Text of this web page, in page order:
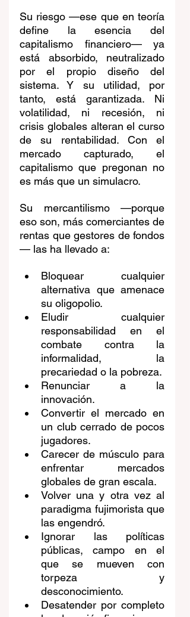
Su riesgo —ese que en teoría
define la esencia del
capitalismo financiero— ya
está absorbido, neutralizado
por el propio diseño del
sistema. Y su utilidad, por
tanto, está garantizada. Ni
volatilidad, ni recesión, ni
crisis globales alteran el curso
de su rentabilidad. Con el
mercado capturado, el
capitalismo que pregonan no
es más que un simulacro.
Su mercantilismo —porque
eso son, más comerciantes de
rentas que gestores de fondos
— las ha llevado a:
Bloquear cualquier
alternativa que amenace
su oligopolio.
Eludir cualquier
responsabilidad en el
combate contra la
informalidad, la
precariedad o la pobreza.
Renunciar a la
innovación.
Convertir el mercado en
un club cerrado de pocos
jugadores.
Carecer de músculo para
enfrentar mercados
globales de gran escala.
Volver una y otra vez al
paradigma fujimorista que
las engendró.
Ignorar las políticas
públicas, campo en el
que se mueven con
torpeza y
desconocimiento.
Desatender por completo